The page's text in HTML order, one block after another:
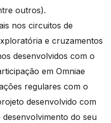
outros).
nos circuitos de
e cruzamentos
desenvolvidos com o
em Omniae
regulares com o
desenvolvido com
do seu